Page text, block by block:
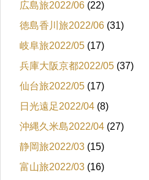
広島旅2022/06 (22)
徳島香川旅2022/06 (31)
岐阜旅2022/05 (17)
兵庫大阪京都2022/05 (37)
仙台旅2022/05 (17)
日光遠足2022/04 (8)
沖縄久米島2022/04 (27)
静岡旅2022/03 (15)
富山旅2022/03 (16)